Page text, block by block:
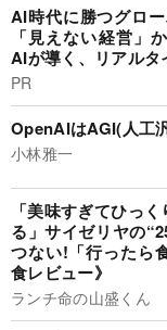
AI時代に勝つグロ
「見えない経営」
AIが導く、リアルタ
PR
OpenAIはAGI(人工
小林雅一
「美味すぎてひっ
る」サイゼリヤの
つない!「行ったら
食レビュー》
ランチ命の山盛くん